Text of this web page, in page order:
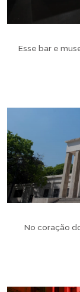
Esse bar e
No coração